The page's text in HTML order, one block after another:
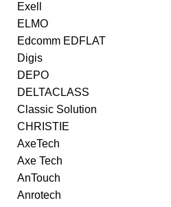
Exell
ELMO
Edcomm EDFLAT
Digis
DEPO
DELTACLASS
Classic Solution
CHRISTIE
AxeTech
Axe Tech
AnTouch
Anrotech